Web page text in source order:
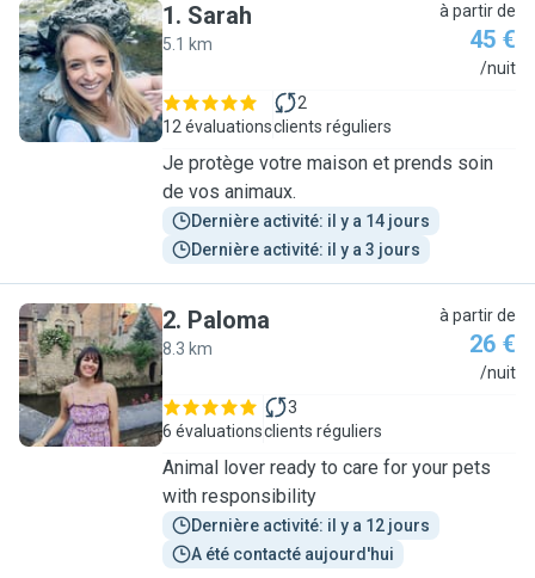
S
1. Sarah
5.1 km
à partir de
45 €
/nuit
12 évaluations
2
clients réguliers
Je protège votre maison et prends soin
de vos animaux.
Dernière activité: il y a 14 jours
Dernière activité: il y a 3 jours
P
2. Paloma
8.3 km
à partir de
26 €
/nuit
6 évaluations
3
clients réguliers
Animal lover ready to care for your pets
with responsibility
Dernière activité: il y a 12 jours
A été contacté aujourd'hui